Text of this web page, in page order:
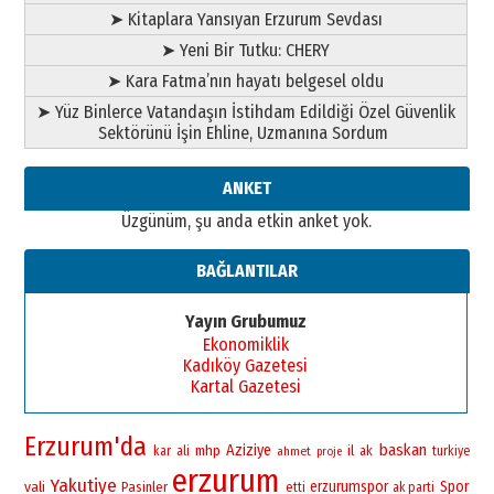
➤ Kitaplara Yansıyan Erzurum Sevdası
➤ Yeni Bir Tutku: CHERY
➤ Kara Fatma’nın hayatı belgesel oldu
➤ Yüz Binlerce Vatandaşın İstihdam Edildiği Özel Güvenlik
Sektörünü İşin Ehline, Uzmanına Sordum
ANKET
Üzgünüm, şu anda etkin anket yok.
BAĞLANTILAR
Yayın Grubumuz
Ekonomiklik
Kadıköy Gazetesi
Kartal Gazetesi
Erzurum'da kar ali mhp Aziziye ahmet proje il ak baskan turkiye
vali Yakutiye Pasinler erzurum etti erzurumspor ak parti Spor